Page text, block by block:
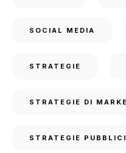
SOCIAL MEDIA
STRATEGIE
STRATEGIE DI
STRATEGIE